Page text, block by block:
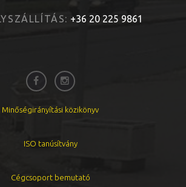
+36 20 225 9861
Minőségirányítási közikönyv
ISO tanúsítvány
Cégcsoport bemutató